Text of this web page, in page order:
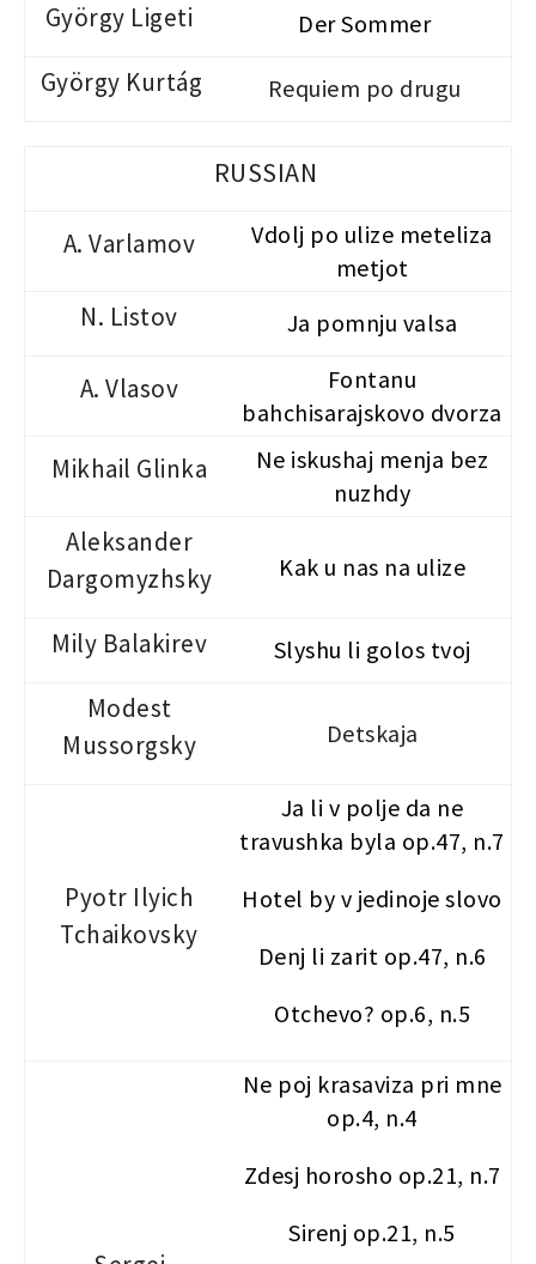
György Ligeti Der Sommer
György Kurtág Requiem po drugu
RUSSIAN
A. Varlamov
Vdolj po ulize meteliza
metjot
N. Listov Ja pomnju valsa
A. Vlasov
Fontanu
bahchisarajskovo dvorza
Mikhail Glinka
Ne iskushaj menja bez
nuzhdy
Aleksander
Dargomyzhsky
Kak u nas na ulize
Mily Balakirev Slyshu li golos tvoj
Modest
Mussorgsky
Detskaja
Pyotr Ilyich
Tchaikovsky
Ja li v polje da ne
travushka byla op.47, n.7
Hotel by v jedinoje slovo
Denj li zarit op.47, n.6
Otchevo? op.6, n.5
Ne poj krasaviza pri mne
op.4, n.4
Zdesj horosho op.21, n.7
Sirenj op.21, n.5